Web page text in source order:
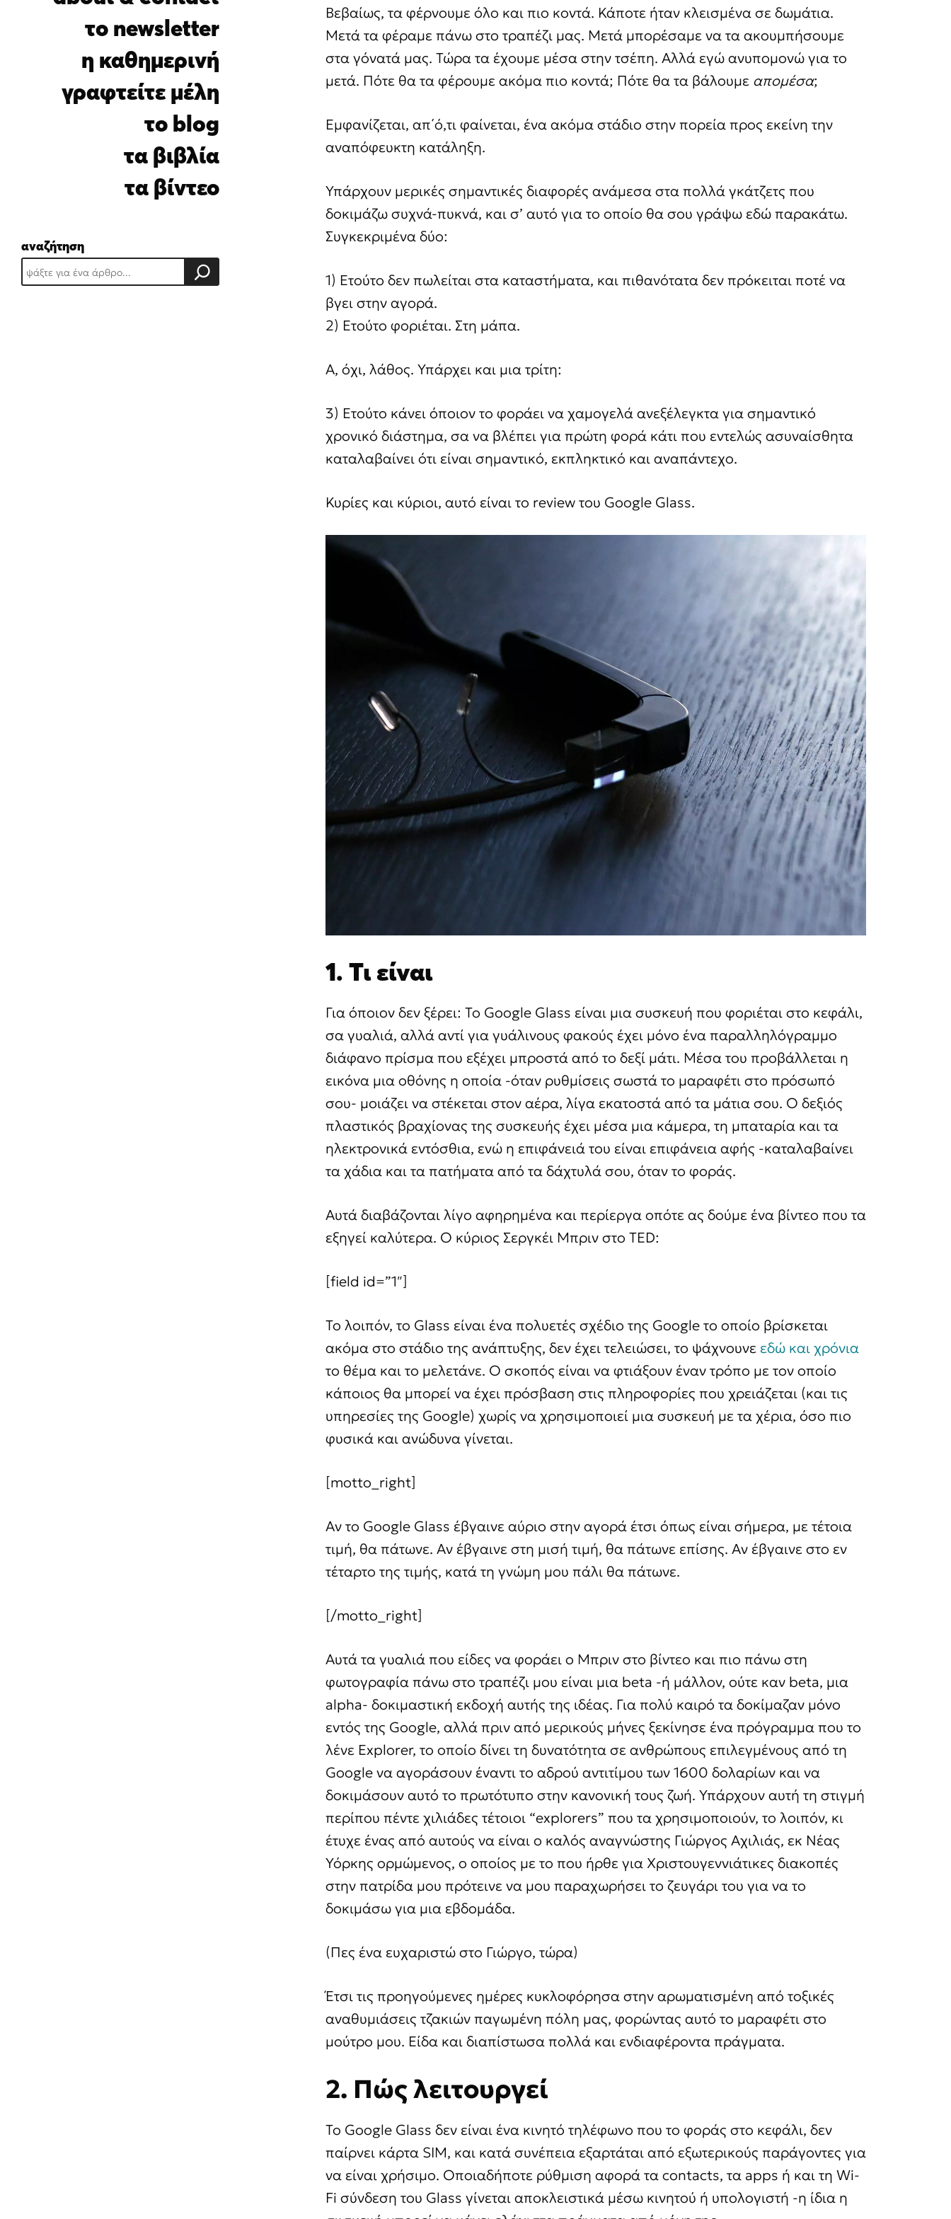
το newsletter
η καθημερινή
γραφτείτε μέλη
το blog
τα βιβλία
τα βίντεο
αναζήτηση
Βεβαίως, τα φέρνουμε όλο και πιο κοντά. Κάποτε ήταν κλεισμένα σε δωμάτια.
Μετά τα φέραμε πάνω στο τραπέζι μας. Μετά μπορέσαμε να τα ακουμπήσουμε
στα γόνατά μας. Τώρα τα έχουμε μέσα στην τσέπη. Αλλά εγώ ανυπομονώ για το
μετά. Πότε θα τα φέρουμε ακόμα πιο κοντά; Πότε θα τα βάλουμε απομέσα;
Εμφανίζεται, απ΄ό,τι φαίνεται, ένα ακόμα στάδιο στην πορεία προς εκείνη την
αναπόφευκτη κατάληξη.
Υπάρχουν μερικές σημαντικές διαφορές ανάμεσα στα πολλά γκάτζετς που
δοκιμάζω συχνά-πυκνά, και σ’ αυτό για το οποίο θα σου γράψω εδώ παρακάτω.
Συγκεκριμένα δύο:
1) Ετούτο δεν πωλείται στα καταστήματα, και πιθανότατα δεν πρόκειται ποτέ να
βγει στην αγορά.
2) Ετούτο φοριέται. Στη μάπα.
Α, όχι, λάθος. Υπάρχει και μια τρίτη:
3) Ετούτο κάνει όποιον το φοράει να χαμογελά ανεξέλεγκτα για σημαντικό
χρονικό διάστημα, σα να βλέπει για πρώτη φορά κάτι που εντελώς ασυναίσθητα
καταλαβαίνει ότι είναι σημαντικό, εκπληκτικό και αναπάντεχο.
Κυρίες και κύριοι, αυτό είναι το review του Google Glass.
1. Τι είναι
Για όποιον δεν ξέρει: Το Google Glass είναι μια συσκευή που φοριέται στο κεφάλι,
σα γυαλιά, αλλά αντί για γυάλινους φακούς έχει μόνο ένα παραλληλόγραμμο
διάφανο πρίσμα που εξέχει μπροστά από το δεξί μάτι. Μέσα του προβάλλεται η
εικόνα μια οθόνης η οποία -όταν ρυθμίσεις σωστά το μαραφέτι στο πρόσωπό
σου- μοιάζει να στέκεται στον αέρα, λίγα εκατοστά από τα μάτια σου. Ο δεξιός
πλαστικός βραχίονας της συσκευής έχει μέσα μια κάμερα, τη μπαταρία και τα
ηλεκτρονικά εντόσθια, ενώ η επιφάνειά του είναι επιφάνεια αφής -καταλαβαίνει
τα χάδια και τα πατήματα από τα δάχτυλά σου, όταν το φοράς.
Αυτά διαβάζονται λίγο αφηρημένα και περίεργα οπότε ας δούμε ένα βίντεο που τα
εξηγεί καλύτερα. Ο κύριος Σεργκέι Μπριν στο TED:
[field id=”1″]
Το λοιπόν, το Glass είναι ένα πολυετές σχέδιο της Google το οποίο βρίσκεται
ακόμα στο στάδιο της ανάπτυξης, δεν έχει τελειώσει, το ψάχνουνε εδώ και χρόνια
το θέμα και το μελετάνε. Ο σκοπός είναι να φτιάξουν έναν τρόπο με τον οποίο
κάποιος θα μπορεί να έχει πρόσβαση στις πληροφορίες που χρειάζεται (και τις
υπηρεσίες της Google) χωρίς να χρησιμοποιεί μια συσκευή με τα χέρια, όσο πιο
φυσικά και ανώδυνα γίνεται.
[motto_right]
Αν το Google Glass έβγαινε αύριο στην αγορά έτσι όπως είναι σήμερα, με τέτοια
τιμή, θα πάτωνε. Αν έβγαινε στη μισή τιμή, θα πάτωνε επίσης. Αν έβγαινε στο εν
τέταρτο της τιμής, κατά τη γνώμη μου πάλι θα πάτωνε.
[/motto_right]
Αυτά τα γυαλιά που είδες να φοράει ο Μπριν στο βίντεο και πιο πάνω στη
φωτογραφία πάνω στο τραπέζι μου είναι μια beta -ή μάλλον, ούτε καν beta, μια
alpha- δοκιμαστική εκδοχή αυτής της ιδέας. Για πολύ καιρό τα δοκίμαζαν μόνο
εντός της Google, αλλά πριν από μερικούς μήνες ξεκίνησε ένα πρόγραμμα που το
λένε Explorer, το οποίο δίνει τη δυνατότητα σε ανθρώπους επιλεγμένους από τη
Google να αγοράσουν έναντι το αδρού αντιτίμου των 1600 δολαρίων και να
δοκιμάσουν αυτό το πρωτότυπο στην κανονική τους ζωή. Υπάρχουν αυτή τη στιγμή
περίπου πέντε χιλιάδες τέτοιοι “explorers” που τα χρησιμοποιούν, το λοιπόν, κι
έτυχε ένας από αυτούς να είναι ο καλός αναγνώστης Γιώργος Αχιλιάς, εκ Νέας
Υόρκης ορμώμενος, ο οποίος με το που ήρθε για Χριστουγεννιάτικες διακοπές
στην πατρίδα μου πρότεινε να μου παραχωρήσει το ζευγάρι του για να το
δοκιμάσω για μια εβδομάδα.
(Πες ένα ευχαριστώ στο Γιώργο, τώρα)
Έτσι τις προηγούμενες ημέρες κυκλοφόρησα στην αρωματισμένη από τοξικές
αναθυμιάσεις τζακιών παγωμένη πόλη μας, φορώντας αυτό το μαραφέτι στο
μούτρο μου. Είδα και διαπίστωσα πολλά και ενδιαφέροντα πράγματα.
2. Πώς λειτουργεί
Το Google Glass δεν είναι ένα κινητό τηλέφωνο που το φοράς στο κεφάλι, δεν
παίρνει κάρτα SIM, και κατά συνέπεια εξαρτάται από εξωτερικούς παράγοντες για
να είναι χρήσιμο. Οποιαδήποτε ρύθμιση αφορά τα contacts, τα apps ή και τη Wi-
Fi σύνδεση του Glass γίνεται αποκλειστικά μέσω κινητού ή υπολογιστή -η ίδια η